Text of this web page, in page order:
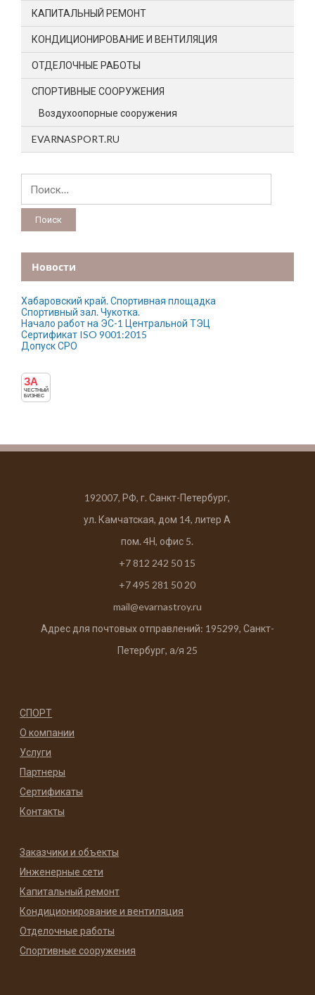
КАПИТАЛЬНЫЙ РЕМОНТ
КОНДИЦИОНИРОВАНИЕ И ВЕНТИЛЯЦИЯ
ОТДЕЛОЧНЫЕ РАБОТЫ
СПОРТИВНЫЕ СООРУЖЕНИЯ
Воздухоопорные сооружения
EVARNASPORT.RU
Найти:
Новости
Хабаровский край. Спортивная площадка
Спортивный зал. Чукотка.
Начало работ на ЭС-1 Центральной ТЭЦ
Сертификат ISO 9001:2015
Допуск СРО
ЗА
ЧЕСТНЫЙ
БИЗНЕС
192007, РФ, г. Санкт-Петербург,
ул. Камчатская, дом 14, литер А
пом. 4Н, офис 5.
+7 812 242 50 15
+7 495 281 50 20
mail@evarnastroy.ru
Адрес для почтовых отправлений: 195299, Санкт-
Петербург, а/я 25
СПОРТ
О компании
Услуги
Партнеры
Сертификаты
Контакты
Заказчики и объекты
Инженерные сети
Капитальный ремонт
Кондиционирование и вентиляция
Отделочные работы
Спортивные сооружения